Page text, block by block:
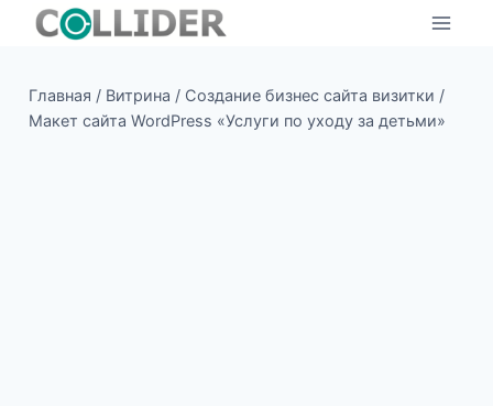
Перейти
Главная / Витрина / Создание бизнес сайта визитки /
Макет сайта WordPress «Услуги по уходу за детьми»